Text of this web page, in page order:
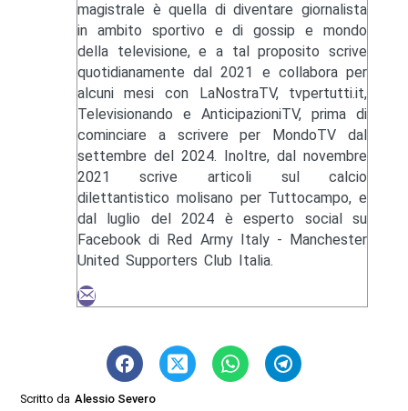
magistrale è quella di diventare giornalista
in ambito sportivo e di gossip e mondo
della televisione, e a tal proposito scrive
quotidianamente dal 2021 e collabora per
alcuni mesi con LaNostraTV, tvpertutti.it,
Televisionando e AnticipazioniTV, prima di
cominciare a scrivere per MondoTV dal
settembre del 2024. Inoltre, dal novembre
2021 scrive articoli sul calcio
dilettantistico molisano per Tuttocampo, e
dal luglio del 2024 è esperto social su
Facebook di Red Army Italy - Manchester
United Supporters Club Italia.
Scritto da Alessio Severo